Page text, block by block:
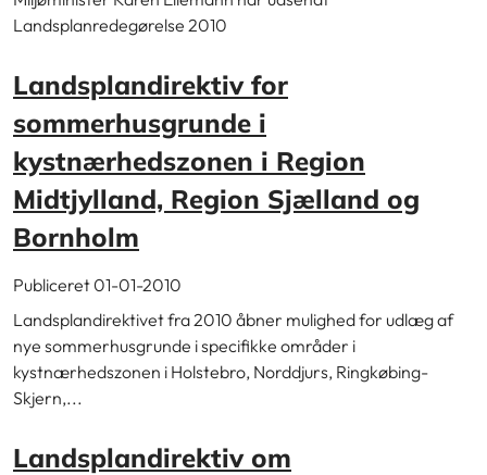
Landsplanredegørelse 2010
Landsplandirektiv for
sommerhusgrunde i
kystnærhedszonen i Region
Midtjylland, Region Sjælland og
Bornholm
Publiceret 01-01-2010
Landsplandirektivet fra 2010 åbner mulighed for udlæg af
nye sommerhusgrunde i specifikke områder i
kystnærhedszonen i Holstebro, Norddjurs, Ringkøbing-
Skjern,...
Landsplandirektiv om